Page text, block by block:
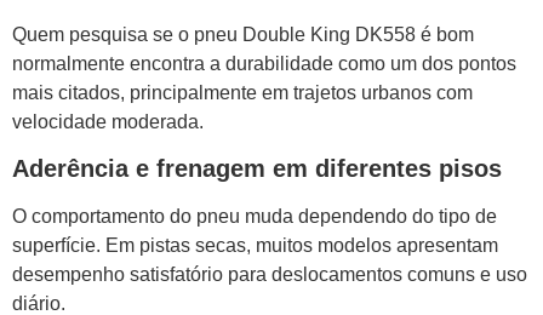
Quem pesquisa se o pneu Double King DK558 é bom
normalmente encontra a durabilidade como um dos pontos
mais citados, principalmente em trajetos urbanos com
velocidade moderada.
Aderência e frenagem em diferentes pisos
O comportamento do pneu muda dependendo do tipo de
superfície. Em pistas secas, muitos modelos apresentam
desempenho satisfatório para deslocamentos comuns e uso
diário.